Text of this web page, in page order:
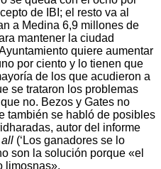
de IBI; el resto va al
a Medina 6,9 millones de
mantener la ciudad
quiere aumentar
por ciento y lo tienen que
de los que acudieron a
se trataron los problemas
no. Bezos y Gates no
también se habló de posibles
autor del informe
all (‘Los ganadores se lo
son la solución porque «el
limosnas».